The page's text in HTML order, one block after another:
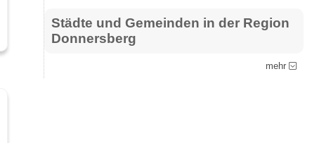
Städte und Gemeinden in der Region
Donnersberg
mehr